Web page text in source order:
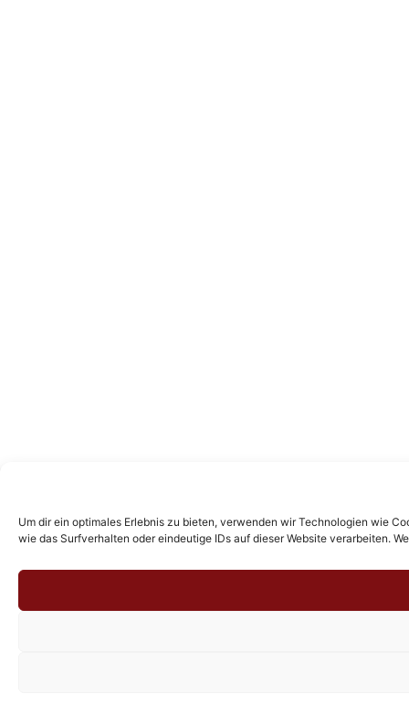
Um dir ein optimales Erlebnis zu bieten, verwenden wir Technologien wie
wie das Surfverhalten oder eindeutige IDs auf dieser Website verarbeiten.